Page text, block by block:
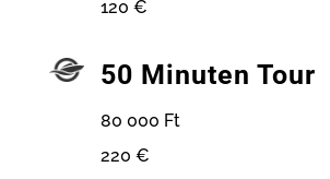
120 €
50 Minuten Tour
80 000 Ft
220 €